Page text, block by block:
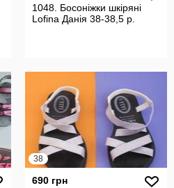
1048. Босоніжки шкіряні
Lofina Данія 38-38,5 р.
38
690 грн